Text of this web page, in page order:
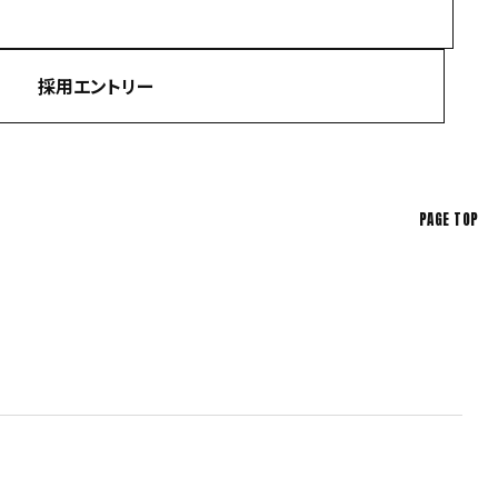
採用エントリー
PAGE TOP